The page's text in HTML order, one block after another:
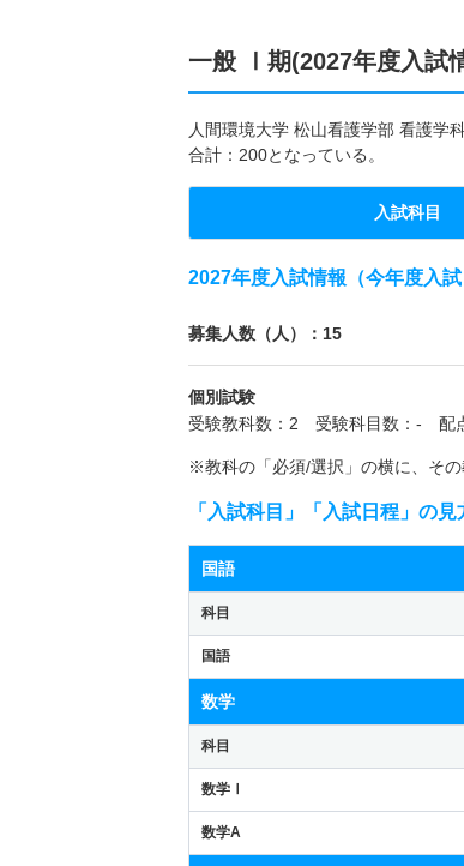
一般 Ⅰ期(2027年度入試
人間環境大学 ​松山看護学部​ 看護
合計：200となっている。
入試科目
2027年度入試情報（今年度入試
募集人数（人）：15
個別試験
受験教科数：2 受験科目数：- 配
※教科の「必須/選択」の横に、その
「入試科目」「入試日程」の見
国語
科目
国語
数学
科目
数学Ⅰ
数学A